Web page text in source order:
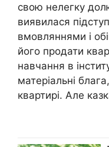
свою нелегку
виявилася
вмовляннями і
його продати
навчання в
матеріальні
квартирі. Але